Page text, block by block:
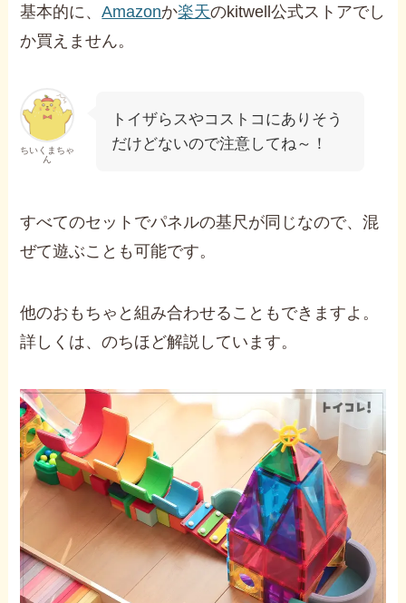
基本的に、Amazonか楽天のkitwell公式ストアでし
か買えません。
ちいくまちゃ
ん
トイザらスやコストコにありそう
だけどないので注意してね～！
すべてのセットでパネルの基尺が同じなので、混
ぜて遊ぶことも可能です。
他のおもちゃと組み合わせることもできますよ。
詳しくは、のちほど解説しています。